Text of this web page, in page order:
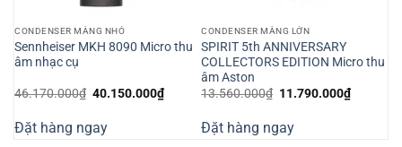
CONDENSER MÀNG NHỎ
Sennheiser MKH 8090 Micro thu
âm nhạc cụ
46.170.000₫ Giá
46.170.000₫.
40.150.000₫Giá
hiện
40.150.000₫.
Đặt hàng ngay
CONDENSER MÀNG LỚN
SPIRIT 5th ANNIVERSARY
COLLECTORS EDITION Micro thu
âm Aston
13.560.000₫ Giá
13.560.000₫.
11.790.000₫Giá
hiện
Đặt hàng ngay